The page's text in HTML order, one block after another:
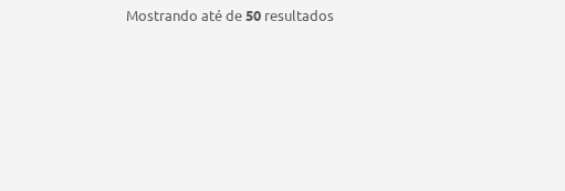
Mostrando atéde50 resultados